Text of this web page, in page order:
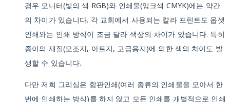
경우 모니터(빛의 색 RGB)와 인쇄물(잉크색 CMYK)에는 약간
의 차이가 있습니다. 각 교회에서 사용되는 칼라 프린트도 옵셋
인쇄와는 인쇄 방식이 조금 달라 색상의 차이가 있습니다. 특히
종이의 재질(모조지, 아트지, 고급용지)에 의한 색의 차이도 발
생할 수 있습니다.
다만 저희 그리심은 합판인쇄(여러 종류의 인쇄물을 모아서 한
번에 인쇄하는 방식)를 하지 않고 모든 인쇄를 개별적으로 인쇄